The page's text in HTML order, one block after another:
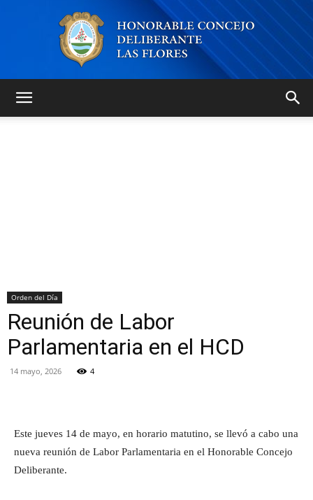
Orden del Día
Reunión de Labor
Parlamentaria en el HCD
14 mayo, 2026
4
Este jueves 14 de mayo, en horario matutino, se llevó a cabo una
nueva reunión de Labor Parlamentaria en el Honorable Concejo
Deliberante.